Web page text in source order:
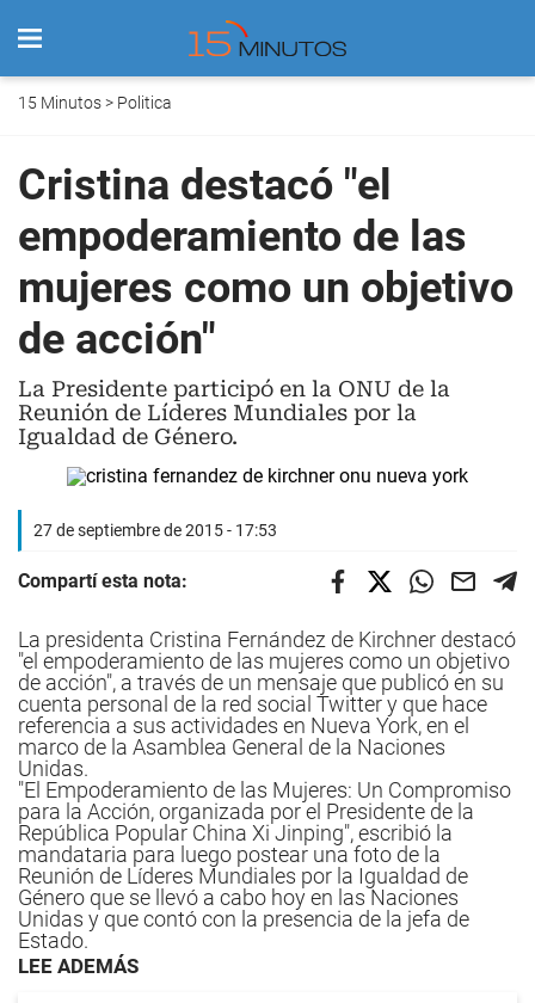
15 Minutos> Politica
Cristina destacó "el
empoderamiento de las
mujeres como un objetivo
de acción"
La Presidente participó en la ONU de la
Reunión de Líderes Mundiales por la
Igualdad de Género.
27 de septiembre de 2015 - 17:53
Compartí esta nota:
La presidenta Cristina Fernández de Kirchner destacó
"el empoderamiento de las mujeres como un objetivo
de acción", a través de un mensaje que publicó en su
cuenta personal de la red social Twitter y que hace
referencia a sus actividades en Nueva York, en el
marco de la Asamblea General de la Naciones
Unidas.
"El Empoderamiento de las Mujeres: Un Compromiso
para la Acción, organizada por el Presidente de la
República Popular China Xi Jinping", escribió la
mandataria para luego postear una foto de la
Reunión de Líderes Mundiales por la Igualdad de
Género que se llevó a cabo hoy en las Naciones
Unidas y que contó con la presencia de la jefa de
Estado.
LEE ADEMÁS